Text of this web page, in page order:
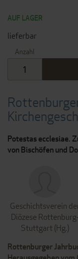
Potestas ecclesiae.
von Bischöfen und
Geschichtsverein
Diözese Rottenburg-
Stuttgart (Hg.)
Rottenburger
AUF LAGER
lieferbar
Anzahl